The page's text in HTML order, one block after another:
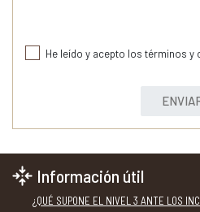
He leído y acepto los términos y
Información útil
¿QUÉ SUPONE EL NIVEL 3 ANTE LOS